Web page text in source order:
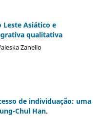
Leste Asiático e
qualitativa
Zanello
de individuação: uma
Chul Han.